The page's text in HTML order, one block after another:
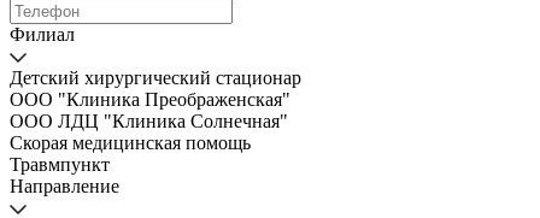
Филиал
Детский хирургический стационар
ООО "Клиника Преображенская"
ООО ЛДЦ "Клиника Солнечная"
Скорая медицинская помощь
Травмпункт
Направление